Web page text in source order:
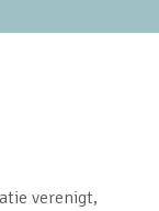
verenigt,